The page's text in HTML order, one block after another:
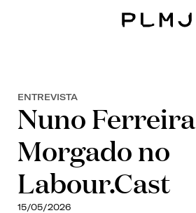
ENTREVISTA
Nuno Ferreira
Morgado no
Labour.Cast
15/05/2026